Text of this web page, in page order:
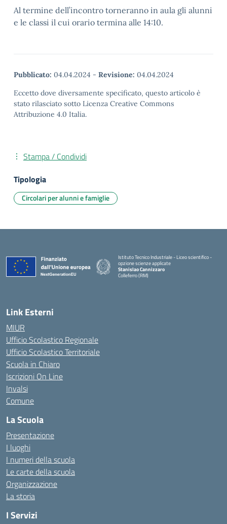
Al termine dell’incontro torneranno in aula gli alunni
e le classi il cui orario termina alle 14:10.
Pubblicato: 04.04.2024 - Revisione: 04.04.2024
Eccetto dove diversamente specificato, questo articolo è
stato rilasciato sotto Licenza Creative Commons
Attribuzione 4.0 Italia.
Stampa / Condividi
Tipologia
Circolari per alunni e famiglie
Istituto Tecnico Industriale - Liceo scientifico -
opzione scienze applicate
Stanislao Cannizzaro
Colleferro (RM)
Link Esterni
MIUR
Ufficio Scolastico Regionale
Ufficio Scolastico Territoriale
Scuola in Chiaro
Iscrizioni On Line
Invalsi
Comune
La Scuola
Presentazione
I luoghi
I numeri della scuola
Le carte della scuola
Organizzazione
La storia
I Servizi